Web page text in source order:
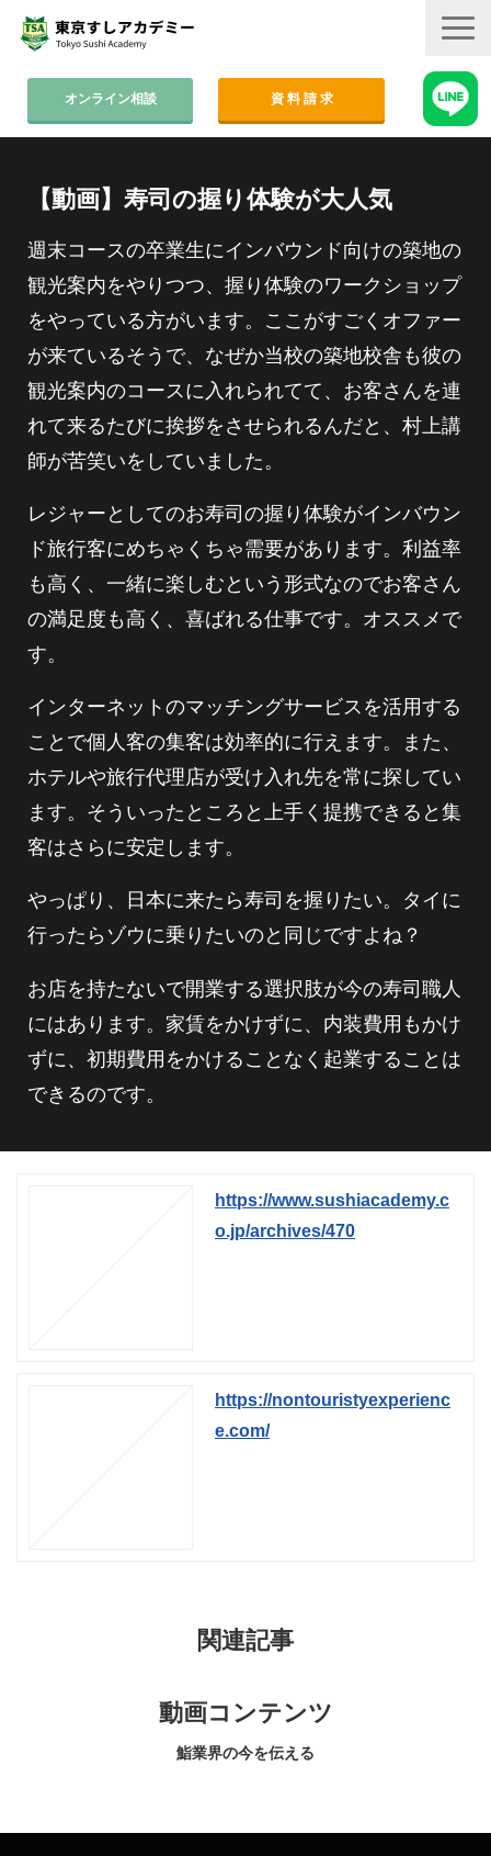
オンライン相談 資 料 請 求
集中コース│2ヶ月
平日コース│木金
週末コース│週1回・1年間
学費
すしアカ卒業生の活躍
卒業後のサポート
【動画】寿司の握り体験が大人気
週末コースの卒業生にインバウンド向けの築地の
観光案内をやりつつ、握り体験のワークショップ
をやっている方がいます。ここがすごくオファー
が来ているそうで、なぜか当校の築地校舎も彼の
観光案内のコースに入れられてて、お客さんを連
れて来るたびに挨拶をさせられるんだと、村上講
師が苦笑いをしていました。
レジャーとしてのお寿司の握り体験がインバウン
ド旅行客にめちゃくちゃ需要があります。利益率
も高く、一緒に楽しむという形式なのでお客さん
の満足度も高く、喜ばれる仕事です。オススメで
す。
インターネットのマッチングサービスを活用する
ことで個人客の集客は効率的に行えます。また、
ホテルや旅行代理店が受け入れ先を常に探してい
ます。そういったところと上手く提携できると集
客はさらに安定します。
やっぱり、日本に来たら寿司を握りたい。タイに
行ったらゾウに乗りたいのと同じですよね？
お店を持たないで開業する選択肢が今の寿司職人
にはあります。家賃をかけずに、内装費用もかけ
ずに、初期費用をかけることなく起業することは
できるのです。
https://www.sushiacademy.c
o.jp/archives/470
https://nontouristyexperienc
e.com/
関連記事
動画コンテンツ
鮨業界の今を伝える